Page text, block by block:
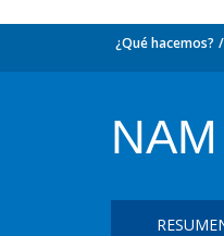
¿Qué hacemos?